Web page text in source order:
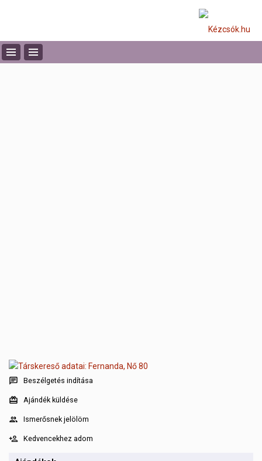
Beszélgetés indítása
Ajándék küldése
Ismerősnek jelölöm
Kedvencekhez adom